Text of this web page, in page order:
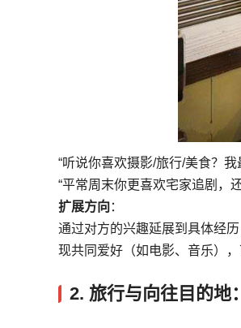
“听说你喜欢摄影/旅行/美食？
“平常周末你更喜欢宅家追剧，
扩展方向 ：
通过对方的兴趣延展到具体经
现共同爱好（如电影、音乐）
2. 旅行与向往目的地